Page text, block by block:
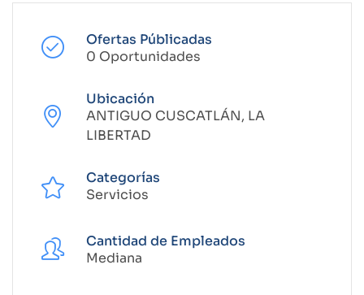
Ofertas Públicadas
0 Oportunidades
Ubicación
ANTIGUO CUSCATLÁN, LA
LIBERTAD
Categorías
Servicios
Cantidad de Empleados
Mediana